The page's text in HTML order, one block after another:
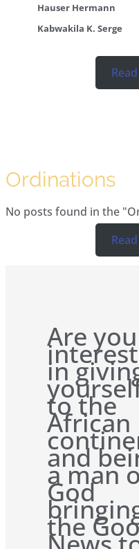
Hauser Hermann
Kabwakila K. Serge
Ordinations
No posts found in the
Are you
in
to the
African
and
a man
God
the